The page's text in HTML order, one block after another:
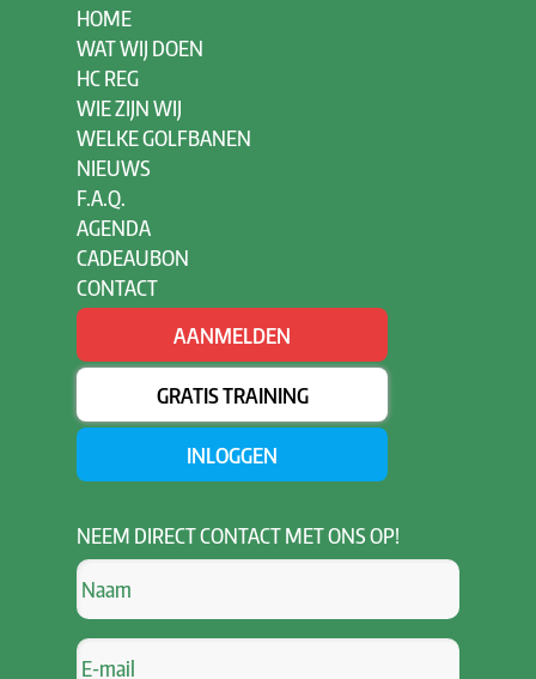
HOME
WAT WIJ DOEN
HC REG
WIE ZIJN WIJ
WELKE GOLFBANEN
NIEUWS
F.A.Q.
AGENDA
CADEAUBON
CONTACT
AANMELDEN
GRATIS TRAINING
INLOGGEN
NEEM DIRECT CONTACT MET ONS OP!